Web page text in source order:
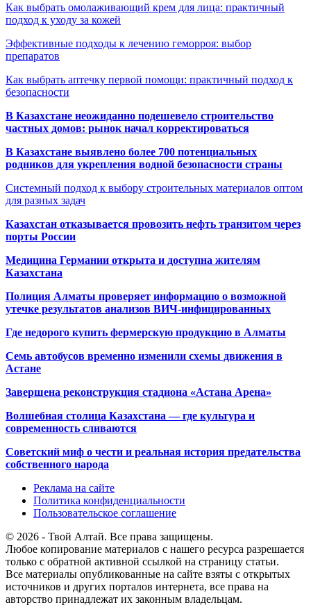
Как выбрать омолаживающий крем для лица: практичный
подход к уходу за кожей
Эффективные подходы к лечению геморроя: выбор
препаратов
Как выбрать аптечку первой помощи: практичный подход к
безопасности
В Казахстане неожиданно подешевело строительство
частных домов: рынок начал корректироваться
В Казахстане выявлено более 700 потенциальных
родников для укрепления водной безопасности страны
Системный подход к выбору строительных материалов оптом
для разных задач
Казахстан отказывается провозить нефть транзитом через
порты России
Медицина Германии открыта и доступна жителям
Казахстана
Полиция Алматы проверяет информацию о возможной
утечке результатов анализов ВИЧ-инфицированных
Где недорого купить фермерскую продукцию в Алматы
Семь автобусов временно изменили схемы движения в
Астане
Завершена реконструкция стадиона «Астана Арена»
Волшебная столица Казахстана — где культура и
современность сливаются
Советский миф о чести и реальная история предательства
собственного народа
Реклама на сайте
Политика конфиденциальности
Пользовательское соглашение
© 2026 - Твой Алтай. Все права защищены.
Любое копирование материалов с нашего ресурса разрешается
только с обратной активной ссылкой на страницу статьи.
Все материалы опубликованные на сайте взяты с открытых
источников и других порталов интернета, все права на
авторство принадлежат их законным владельцам.